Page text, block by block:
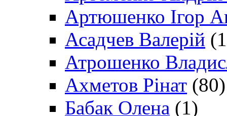
Артюшенко Ігор
Асадчев Валерій
Атрошенко
Ахметов Рінат (80)
Бабак Олена (1)